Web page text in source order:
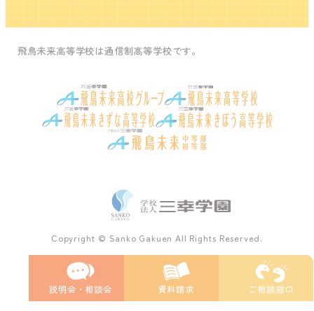
説明会・ 相談会 資料請求 ご相談窓口
飛鳥未来高等学校は通信制高等学校です。
Copyright © Sanko Gakuen All Rights Reserved.